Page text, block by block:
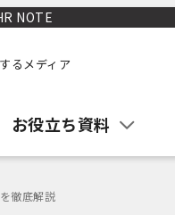
NOTE
るメディア
お役立ち資料
徹底解説